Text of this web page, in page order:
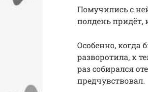
Помучились с
полдень придёт,
Особенно, когда
разворотила, к
раз собирался
предчувствовал.